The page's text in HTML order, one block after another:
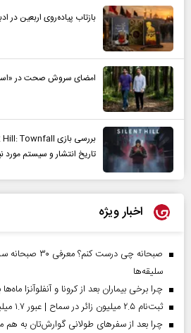
بازتاب پیاده‌روی اربعین در
امضای سروش صحت در
تاریخ انتشار و سیستم مورد
اخبار ویژه
صبحانه چی درست
سلیقه‌ها
چرا برخی بیماران بعد از کرونا و آنفلوآنزا
ثبت‌نام ۲.۵ میلیون زائر در سماح | عبور ۱.۷ میلیون نفر از مرز‌های اربعین
چرا بعد از سفرهای طولانی گوارش‌تان به هم